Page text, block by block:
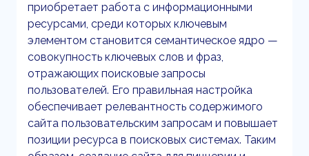
приобретает работа с информационными
ресурсами, среди которых ключевым
элементом становится семантическое ядро —
совокупность ключевых слов и фраз,
отражающих поисковые запросы
пользователей. Его правильная настройка
обеспечивает релевантность содержимого
сайта пользовательским запросам и повышает
позиции ресурса в поисковых системах. Таким